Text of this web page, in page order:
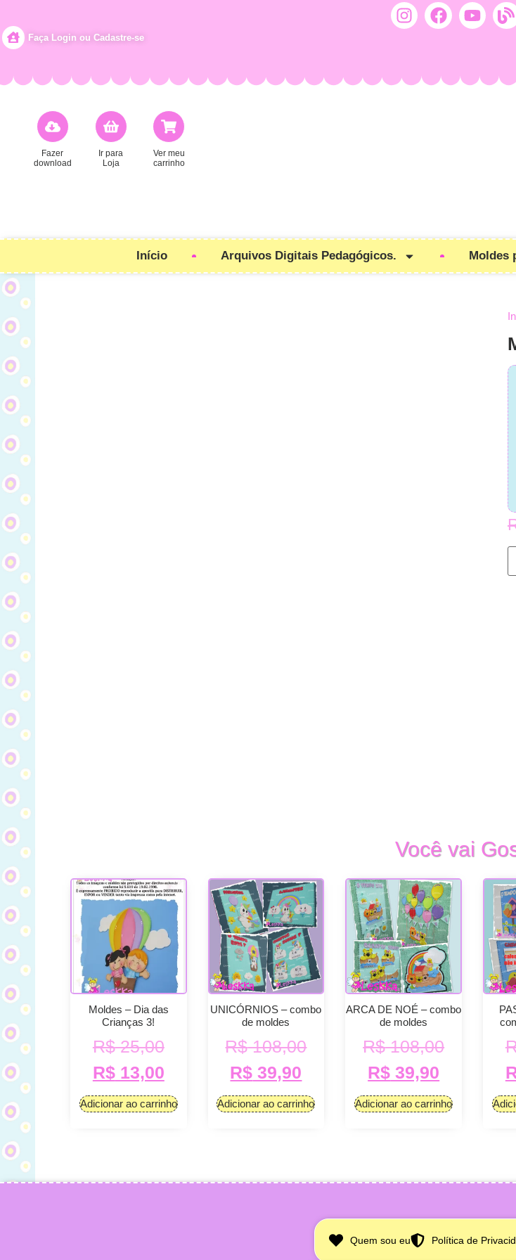
Faça Login ou Cadastre-se
Fazer
download
Ir para
Loja
Ver meu
carrinho
Início Arquivos Digitais Pedagógicos. Moldes
Você vai
Moldes – Dia das
Crianças 3!
R$25,00
R$13,00
Adicionar ao carrinho
UNICÓRNIOS – combo
de moldes
R$108,00
R$ 39,90
Adicionar ao carrinho
ARCA DE NOÉ – combo
de moldes
R$108,00
R$ 39,90
Adicionar ao carrinho
Quem sou eu Política de